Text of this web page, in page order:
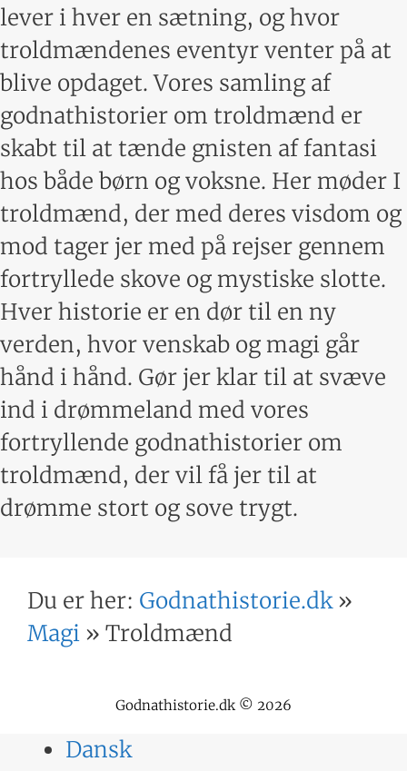
lever i hver en sætning, og hvor
troldmændenes eventyr venter på at
blive opdaget. Vores samling af
godnathistorier om troldmænd er
skabt til at tænde gnisten af fantasi
hos både børn og voksne. Her møder I
troldmænd, der med deres visdom og
mod tager jer med på rejser gennem
fortryllede skove og mystiske slotte.
Hver historie er en dør til en ny
verden, hvor venskab og magi går
hånd i hånd. Gør jer klar til at svæve
ind i drømmeland med vores
fortryllende godnathistorier om
troldmænd, der vil få jer til at
drømme stort og sove trygt.
Du er her: Godnathistorie.dk»
Magi » Troldmænd
Godnathistorie.dk © 2026
Dansk